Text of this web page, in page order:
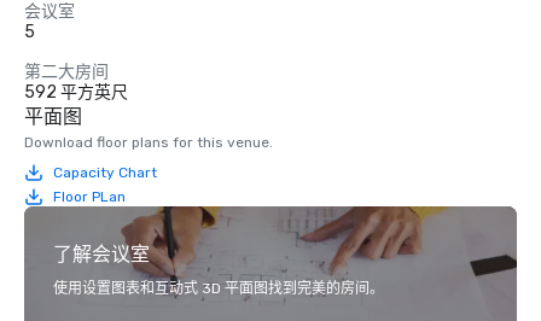
会议室
5
第二大房间
592 平方英尺
平面图
Download floor plans for this venue.
Capacity Chart
Floor PLan
了解会议室
使用设置图表和互动式 3D 平面图找到完美的房间。